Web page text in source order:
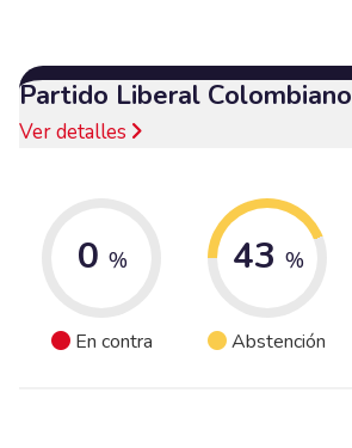
Partido Liberal Colombiano
Ver detalles
0 %
En contra
43 %
Abstención